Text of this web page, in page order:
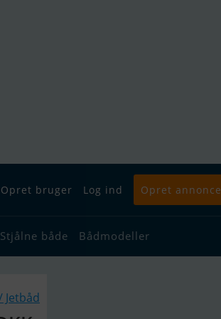
Opret bruger Log ind Opret annonce
Stjålne både Bådmodeller
Jetbåd